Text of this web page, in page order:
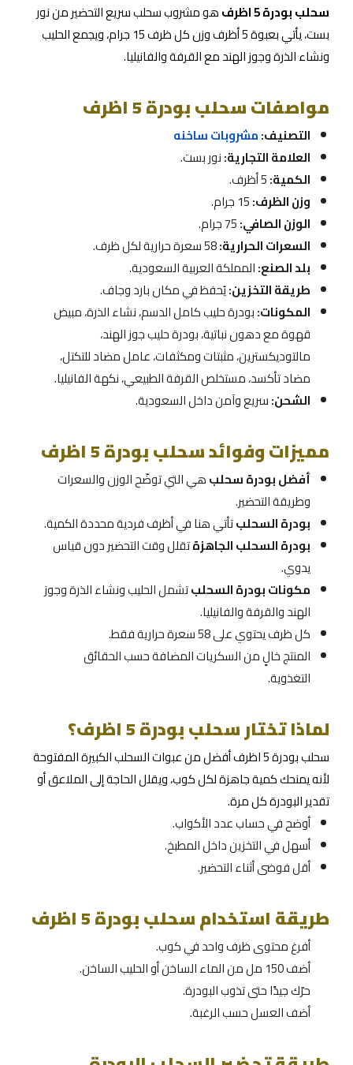
سحلب بودرة 5 اظرف
هو مشروب سحلب سريع التحضير من نور
بست، يأتي بعبوة 5 أظرف وزن كل ظرف 15 جرام، ويجمع الحليب
ونشاء الذرة وجوز الهند مع القرفة والفانيليا.
مواصفات سحلب بودرة 5 اظرف
التصنيف:مشروبات ساخنه
العلامة التجارية:نور بست.
الكمية:
وزن الظرف:
الوزن الصافي:
السعرات الحرارية:
بلد الصنع:المملكة العربية السعودية.
طريقة التخزين:يُحفظ في مكان بارد وجاف.
المكونات:بودرة حليب كامل الدسم، نشاء الذرة، مبيض
قهوة مع دهون نباتية، بودرة حليب جوز الهند،
مالتوديكسترين، مثبتات ومكثفات، عامل مضاد للتكتل،
مضاد تأكسد، مستخلص القرفة الطبيعي، نكهة الفانيليا.
الشحن:سريع وآمن داخل السعودية.
مميزات وفوائد سحلب بودرة 5 اظرف
أفضل بودرة سحلبهي التي توضّح الوزن والسعرات
وطريقة التحضير.
بودرة السحلبتأتي هنا في أظرف فردية محددة الكمية.
بودرة السحلب الجاهزةتقلل وقت التحضير دون قياس
يدوي.
مكونات بودرة السحلبتشمل الحليب ونشاء الذرة وجوز
الهند والقرفة والفانيليا.
كل ظرف يحتوي على 58 سعرة حرارية فقط.
المنتج خالٍ من السكريات المضافة حسب الحقائق
التغذوية.
لماذا تختار سحلب بودرة 5 اظرف؟
سحلب بودرة 5 اظرف أفضل من عبوات السحلب الكبيرة المفتوحة
لأنه يمنحك كمية جاهزة لكل كوب، ويقلل الحاجة إلى الملاعق أو
تقدير البودرة كل مرة.
أوضح في حساب عدد الأكواب.
أسهل في التخزين داخل المطبخ.
أقل فوضى أثناء التحضير.
طريقة استخدام سحلب بودرة 5 اظرف
أفرغ محتوى ظرف واحد في كوب.
أضف 150 مل من الماء الساخن أو الحليب الساخن.
حرّك جيدًا حتى تذوب البودرة.
أضف العسل حسب الرغبة.